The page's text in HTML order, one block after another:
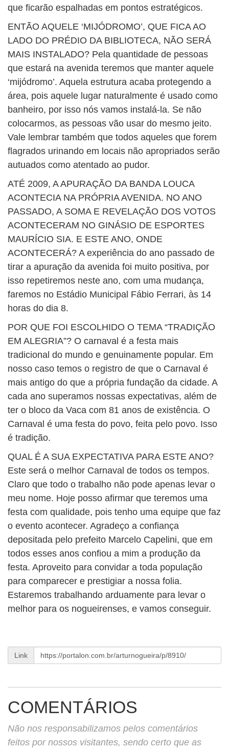
que ficarão espalhadas em pontos estratégicos.
ENTÃO AQUELE ‘MIJÓDROMO’, QUE FICA AO
LADO DO PRÉDIO DA BIBLIOTECA, NÃO SERÁ
MAIS INSTALADO? Pela quantidade de pessoas
que estará na avenida teremos que manter aquele
‘mijódromo’. Aquela estrutura acaba protegendo a
área, pois aquele lugar naturalmente é usado como
banheiro, por isso nós vamos instalá-la. Se não
colocarmos, as pessoas vão usar do mesmo jeito.
Vale lembrar também que todos aqueles que forem
flagrados urinando em locais não apropriados serão
autuados como atentado ao pudor.
ATÉ 2009, A APURAÇÃO DA BANDA LOUCA
ACONTECIA NA PRÓPRIA AVENIDA. NO ANO
PASSADO, A SOMA E REVELAÇÃO DOS VOTOS
ACONTECERAM NO GINÁSIO DE ESPORTES
MAURÍCIO SIA. E ESTE ANO, ONDE
ACONTECERÁ? A experiência do ano passado de
tirar a apuração da avenida foi muito positiva, por
isso repetiremos neste ano, com uma mudança,
faremos no Estádio Municipal Fábio Ferrari, às 14
horas do dia 8.
POR QUE FOI ESCOLHIDO O TEMA “TRADIÇÃO
EM ALEGRIA”? O carnaval é a festa mais
tradicional do mundo e genuinamente popular. Em
nosso caso temos o registro de que o Carnaval é
mais antigo do que a própria fundação da cidade. A
cada ano superamos nossas expectativas, além de
ter o bloco da Vaca com 81 anos de existência. O
Carnaval é uma festa do povo, feita pelo povo. Isso
é tradição.
QUAL É A SUA EXPECTATIVA PARA ESTE ANO?
Este será o melhor Carnaval de todos os tempos.
Claro que todo o trabalho não pode apenas levar o
meu nome. Hoje posso afirmar que teremos uma
festa com qualidade, pois tenho uma equipe que faz
o evento acontecer. Agradeço a confiança
depositada pelo prefeito Marcelo Capelini, que em
todos esses anos confiou a mim a produção da
festa. Aproveito para convidar a toda população
para comparecer e prestigiar a nossa folia.
Estaremos trabalhando arduamente para levar o
melhor para os nogueirenses, e vamos conseguir.
Link
COMENTÁRIOS
Não nos responsabilizamos pelos comentários
feitos por nossos visitantes, sendo certo que as